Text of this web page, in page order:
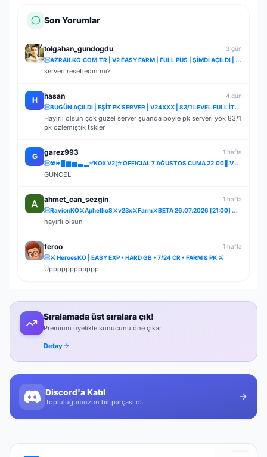
Son Yorumlar
tolgahan_gundogdu
3 gün
AZRAILKO.COM.TR | V2 EASY FARM | FULL PUS | ŞİMDİ AÇILDI | İNDİR BAŞLA
serverı resetledın mı?
H hasan
4 gün
BUGÜN AÇILDI | EŞİT PK SERVER | V24XXX | 83/1 LEVEL FULL İTEM | İTEM SATIŞI YOKTUR
Hayırlı olsun çok güzel server şuanda böyle pk serveri yok 83/1
pk özlemiştik tskler
G garez993
1 hafta
☢️⏩█ ▆ ▅ ▃ ▂✅KOX V2[⭐ OFFICIAL 7 AĞUSTOS CUMA 22.00 ▌V.2⭐] ✅ ⚔️⋆ BOL ETKİNLİK ⋆⚔️ ⋆ LIGHT FARM ⚔️
GÜNCEL
ahmet_can_sezgin
1 hafta
RavionKO⚔️AphellioS⚔️v23x⚔️Farm⚔️BETA 26.07.2026 [21:00] ⚔️OFFİCAL 31.07.2026 [21:00]⚔️Bakiye Ödüllü
hayırlı olsun
feroo
1 hafta
⚔️ HeroesKO | EASY EXP • HARD GB • 7/24 CR • FARM & PK ⚔️
Upppppppppppp
Sıralamada üst sıralara çık!
Premium üyelikle sunucunu öne çıkar.
Detay
Discord'a Katıl
Topluluğumuzun bir parçası ol.